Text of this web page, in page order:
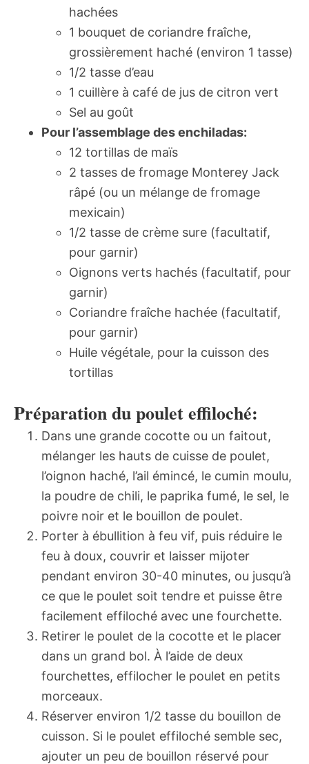
hachées
1 bouquet de coriandre fraîche,
grossièrement haché (environ 1 tasse)
1/2 tasse d’eau
1 cuillère à café de jus de citron vert
Sel au goût
Pour l’assemblage des enchiladas:
12 tortillas de maïs
2 tasses de fromage Monterey Jack
râpé (ou un mélange de fromage
mexicain)
1/2 tasse de crème sure (facultatif,
pour garnir)
Oignons verts hachés (facultatif, pour
garnir)
Coriandre fraîche hachée (facultatif,
pour garnir)
Huile végétale, pour la cuisson des
tortillas
Préparation du poulet effiloché:
Dans une grande cocotte ou un faitout,
mélanger les hauts de cuisse de poulet,
l’oignon haché, l’ail émincé, le cumin moulu,
la poudre de chili, le paprika fumé, le sel, le
poivre noir et le bouillon de poulet.
Porter à ébullition à feu vif, puis réduire le
feu à doux, couvrir et laisser mijoter
pendant environ 30-40 minutes, ou jusqu’à
ce que le poulet soit tendre et puisse être
facilement effiloché avec une fourchette.
Retirer le poulet de la cocotte et le placer
dans un grand bol. À l’aide de deux
fourchettes, effilocher le poulet en petits
morceaux.
Réserver environ 1/2 tasse du bouillon de
cuisson. Si le poulet effiloché semble sec,
ajouter un peu de bouillon réservé pour